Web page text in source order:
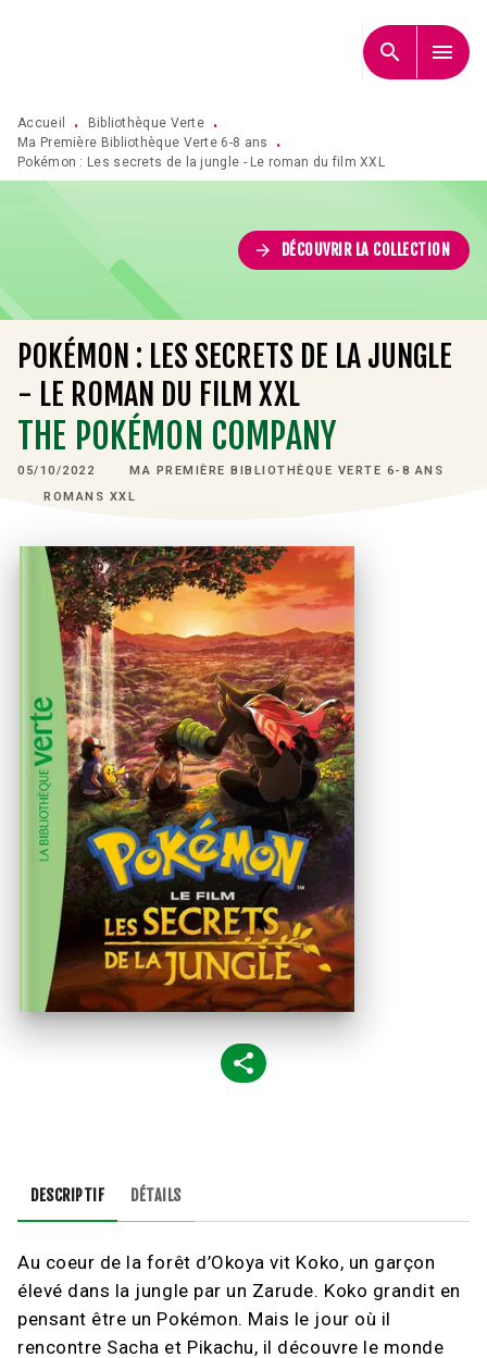
search menu
Accueil • Bibliothèque Verte
•
Ma Première Bibliothèque Verte 6-8 ans
•
Pokémon : Les secrets de la jungle - Le roman du film XXL
arrow_forward DÉCOUVRIR LA COLLECTION
POKÉMON : LES SECRETS DE LA JUNGLE
- LE ROMAN DU FILM XXL
THE POKÉMON COMPANY
05/10/2022
MA PREMIÈRE BIBLIOTHÈQUE VERTE 6-8 ANS
ROMANS XXL
DESCRIPTIF DÉTAILS
Au coeur de la forêt d’Okoya vit Koko, un garçon
élevé dans la jungle par un Zarude. Koko grandit en
pensant être un Pokémon. Mais le jour où il
rencontre Sacha et Pikachu, il découvre le monde